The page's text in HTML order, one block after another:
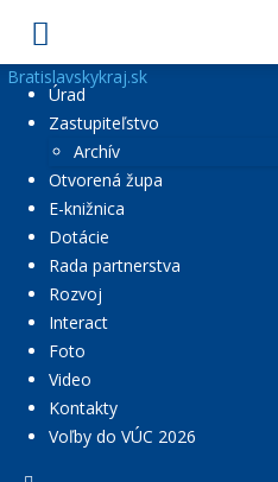
Bratislavskykraj.sk
Úrad
Zastupiteľstvo
Archív
Otvorená župa
E-knižnica
Dotácie
Rada partnerstva
Rozvoj
Interact
Foto
Video
Kontakty
Voľby do VÚC 2026